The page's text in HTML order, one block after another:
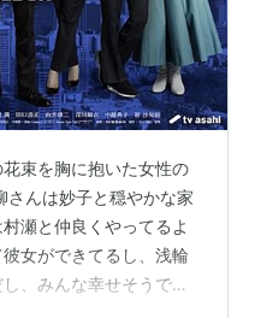
束を胸に抱いた女性の
さんは妙子と穏やかな家
瀬と仲良くやってるよ
女ができてるし、浅輪
、みんな幸せそうでよ